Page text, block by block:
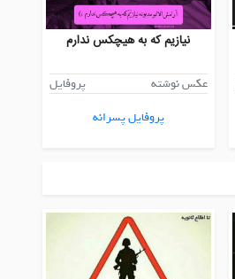
نیازیم که به هیچکس ندارم
عکس نوشته
پروفایل
پروفایل پسرانه